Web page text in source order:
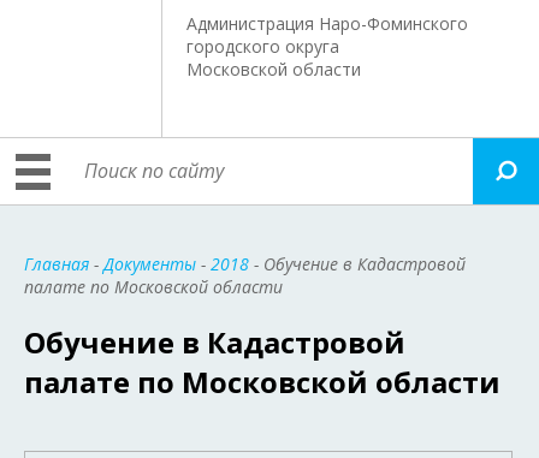
Администрация Наро-Фоминского
городского округа
Московской области
Главная -Документы - 2018 - Обучение в Кадастровой
палате по Московской области
Обучение в Кадастровой
палате по Московской области